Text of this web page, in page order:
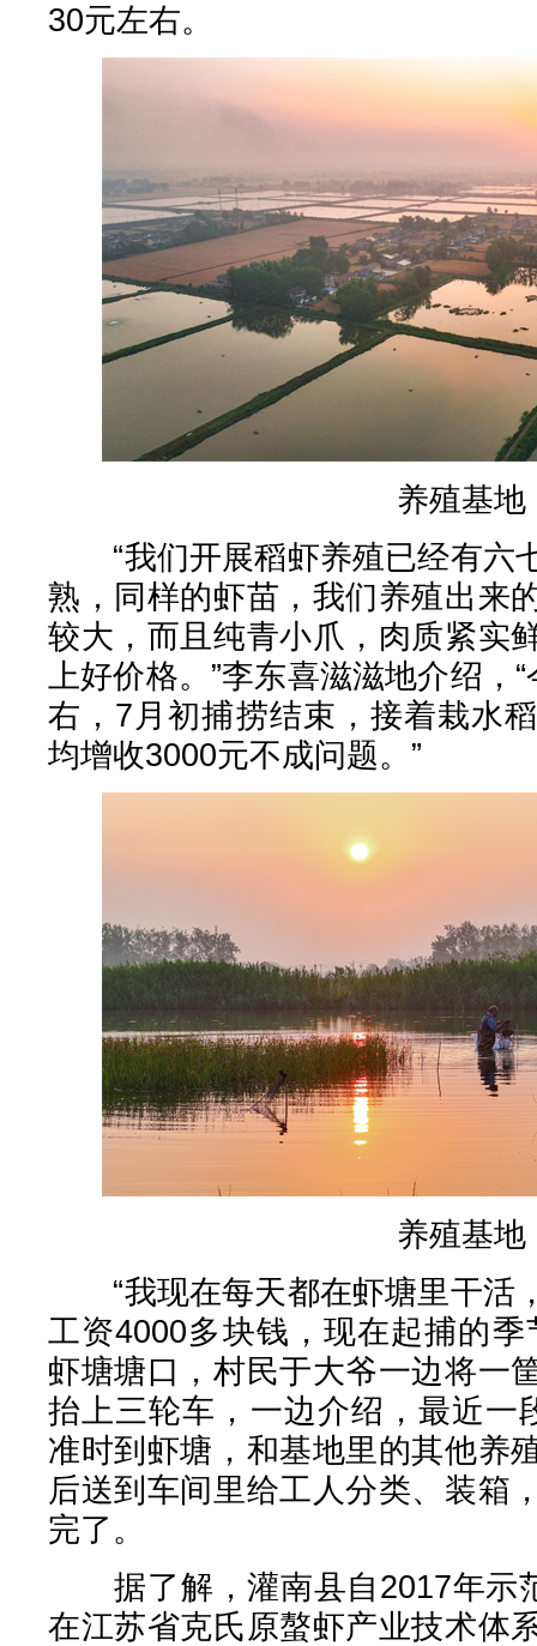
30元左右。
养殖基地
“我们开展稻虾养殖已经有六
熟，同样的虾苗，我们养殖出来
较大，而且纯青小爪，肉质紧实
上好价格。”李东喜滋滋地介绍，
右，7月初捕捞结束，接着栽水
均增收3000元不成问题。”
养殖基地
“我现在每天都在虾塘里干活
工资4000多块钱，现在起捕的
虾塘塘口，村民于大爷一边将一
抬上三轮车，一边介绍，最近一
准时到虾塘，和基地里的其他养
后送到车间里给工人分类、装箱
完了。
据了解，灌南县自2017年示
在江苏省克氏原螯虾产业技术体